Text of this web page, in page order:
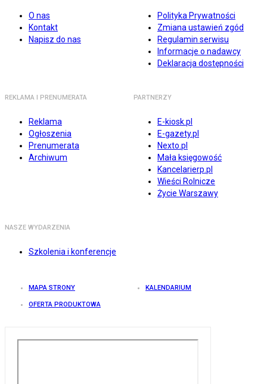
O nas
Kontakt
Napisz do nas
Polityka Prywatności
Zmiana ustawień zgód
Regulamin serwisu
Informacje o nadawcy
Deklaracja dostępności
REKLAMA I PRENUMERATA
Reklama
Ogłoszenia
Prenumerata
Archiwum
PARTNERZY
E-kiosk.pl
E-gazety.pl
Nexto.pl
Mała księgowość
Kancelarierp.pl
Wieści Rolnicze
Życie Warszawy
NASZE WYDARZENIA
Szkolenia i konferencje
MAPA STRONY KALENDARIUM
OFERTA PRODUKTOWA